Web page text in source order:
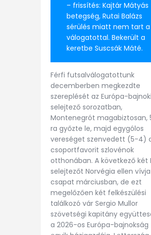
– frissítés: Kajtár Mátyás
betegség, Rutai Balázs
sérülés miatt nem tart a
válogatottal. Bekerült a
keretbe Suscsák Máté.
Férfi futsalválogatottunk
decemberben megkezdte
szereplését az Európa-bajnoki
selejtező sorozatban,
Montenegrót magabiztosan,
ra győzte le, majd egygólos
vereséget szenvedett (5-4)
csoportfavorit szlovénok
otthonában. A következő két
selejtezőt Norvégia ellen
csapat márciusban, de ezt
megelőzően két felkészülési
találkozó vár Sergio Mullor
szövetségi kapitány
a 2026-os Európa-bajnokság